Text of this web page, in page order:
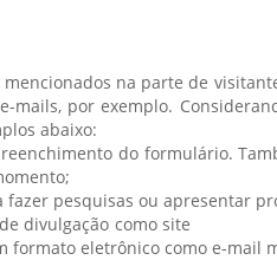
na parte de
por exemplo.
abaixo:
do formulário.
pesquisas ou apresentar
divulgação como site
formato eletrônico como e-mail